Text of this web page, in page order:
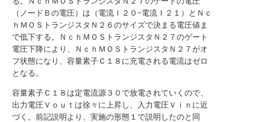
（ノードＢの電圧）は（電流Ｉ２０−電流Ｉ２１）とＮｃ
ｈＭＯＳトランジスタＮ２６のサイズで決まる電圧値ま
で低下する。ＮｃｈＭＯＳトランジスタＮ２７のゲート
電圧下降により、ＮｃｈＭＯＳトランジスタＮ２７がオ
フ状態になり、容量素子Ｃ１８に充電される電流はゼロ
となる。
容量素子Ｃ１８は定電流源３０で放電されていくので、
出力電圧Ｖｏｕｔは徐々に上昇し、入力電圧Ｖｉｎに近
づく。前記説明より、実施の形態１で説明したのと同